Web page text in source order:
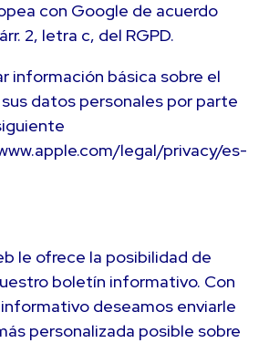
con Google de acuerdo
2, letra c, del RGPD.
información básica sobre el
datos personales por parte
legal/privacy/es-
le ofrece la posibilidad de
boletín informativo. Con
deseamos enviarle
personalizada posible sobre